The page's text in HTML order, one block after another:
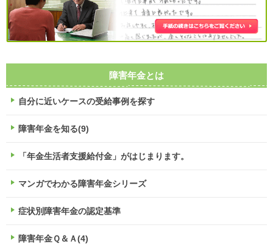
障害年金とは
自分に近いケースの受給事例を探す
障害年金を知る(9)
「年金生活者支援給付金」がはじまります。
マンガでわかる障害年金シリーズ
症状別障害年金の認定基準
障害年金Ｑ＆Ａ(4)